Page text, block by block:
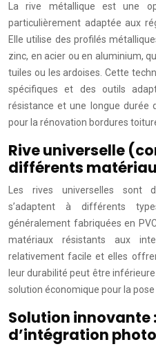
La rive métallique est une
particulièrement adaptée aux
Elle utilise des profilés
zinc, en acier ou en aluminium,
tuiles ou les ardoises. Cette
spécifiques et des outils
résistance et une longue durée
pour la rénovation bordures
Rive universelle
différents
Les rives universelles sont
s’adaptent à différents
généralement fabriquées en
matériaux résistants aux
relativement facile et elles
leur durabilité peut être
solution économique pour la
Solution innovante
d’intégration